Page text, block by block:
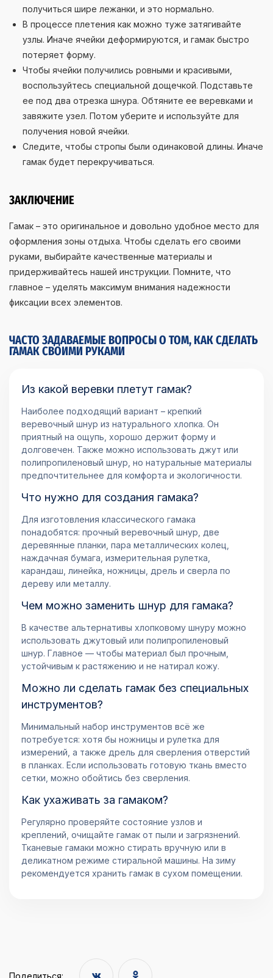
получиться шире лежанки, и это нормально.
В процессе плетения как можно туже затягивайте
узлы. Иначе ячейки деформируются, и гамак быстро
потеряет форму.
Чтобы ячейки получились ровными и красивыми,
воспользуйтесь специальной дощечкой. Подставьте
ее под два отрезка шнура. Обтяните ее веревками и
завяжите узел. Потом уберите и используйте для
получения новой ячейки.
Следите, чтобы стропы были одинаковой длины. Иначе
гамак будет перекручиваться.
ЗАКЛЮЧЕНИЕ
Гамак – это оригинальное и довольно удобное место для
оформления зоны отдыха. Чтобы сделать его своими
руками, выбирайте качественные материалы и
придерживайтесь нашей инструкции. Помните, что
главное – уделять максимум внимания надежности
фиксации всех элементов.
ЧАСТО ЗАДАВАЕМЫЕ ВОПРОСЫ О ТОМ, КАК СДЕЛАТЬ
ГАМАК СВОИМИ РУКАМИ
Из какой веревки плетут гамак?
Наиболее подходящий вариант – крепкий
веревочный шнур из натурального хлопка. Он
приятный на ощупь, хорошо держит форму и
долговечен. Также можно использовать джут или
полипропиленовый шнур, но натуральные материалы
предпочтительнее для комфорта и экологичности.
Что нужно для создания гамака?
Для изготовления классического гамака
понадобятся: прочный веревочный шнур, две
деревянные планки, пара металлических колец,
наждачная бумага, измерительная рулетка,
карандаш, линейка, ножницы, дрель и сверла по
дереву или металлу.
Чем можно заменить шнур для гамака?
В качестве альтернативы хлопковому шнуру можно
использовать джутовый или полипропиленовый
шнур. Главное — чтобы материал был прочным,
устойчивым к растяжению и не натирал кожу.
Можно ли сделать гамак без специальных
инструментов?
Минимальный набор инструментов всё же
потребуется: хотя бы ножницы и рулетка для
измерений, а также дрель для сверления отверстий
в планках. Если использовать готовую ткань вместо
сетки, можно обойтись без сверления.
Как ухаживать за гамаком?
Регулярно проверяйте состояние узлов и
креплений, очищайте гамак от пыли и загрязнений.
Тканевые гамаки можно стирать вручную или в
деликатном режиме стиральной машины. На зиму
рекомендуется хранить гамак в сухом помещении.
Поделиться: